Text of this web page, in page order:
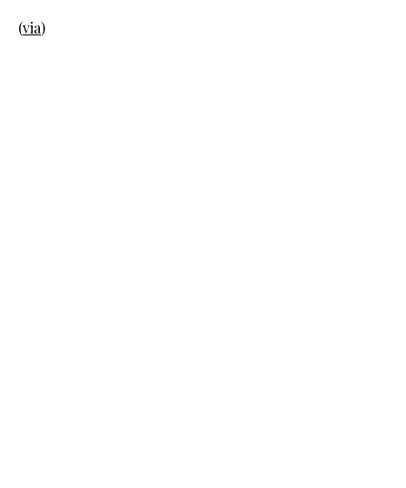
(via)